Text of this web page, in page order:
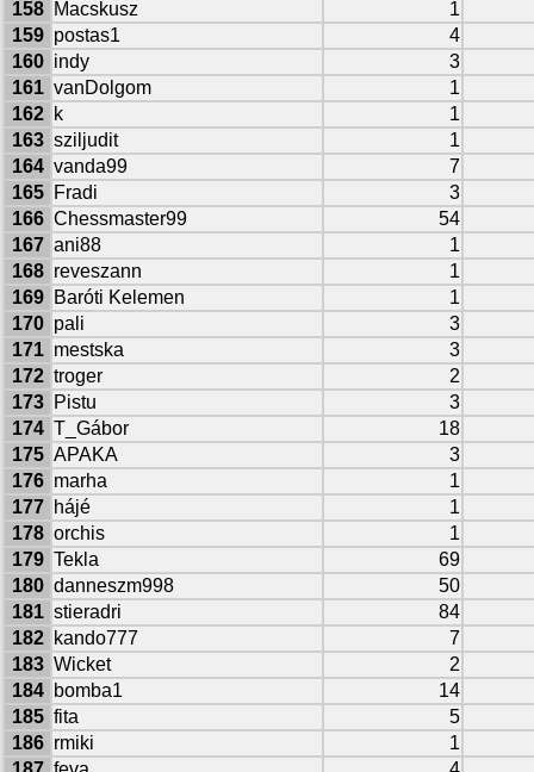
158
Macskusz
1
159 postas1
4
160 indy
3
161 vanDolgom
1
162
k
1
163 sziljudit
1
164 vanda99
7
165
Fradi
3
166 Chessmaster99
54
167 ani88
1
168 reveszann
1
169
Baróti Kelemen
1
170 pali
3
171 mestska
3
172 troger
2
173
Pistu
3
174 T_Gábor
18
175 APAKA
3
176 marha
1
177
hájé
1
178 orchis
1
179 Tekla
69
180 danneszm998
50
181 stieradri
84
182
kando777
7
183 Wicket
2
184
bomba1
14
185 fita
5
186 rmiki
1